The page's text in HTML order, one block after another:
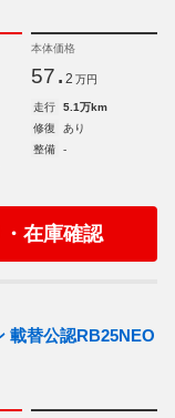
本体価格
57. 2 万円
走行
5.1万km
修復
あり
整備
-
在庫確認
載替公認RB25NEO